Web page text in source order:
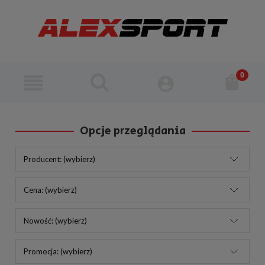
Opcje przeglądania
Producent: (wybierz)
Cena: (wybierz)
Nowość: (wybierz)
Promocja: (wybierz)